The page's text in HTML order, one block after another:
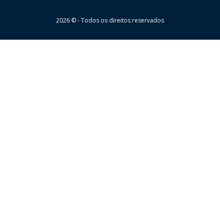
2026 © - Todos os direitos reservados